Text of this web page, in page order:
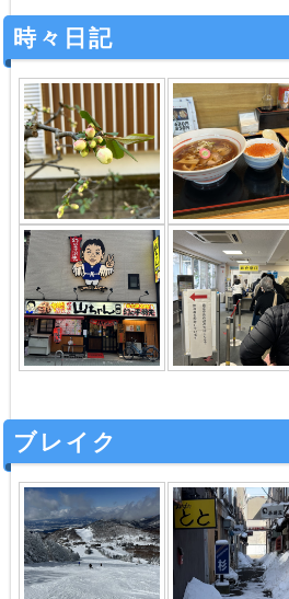
時々日記
ブレイク